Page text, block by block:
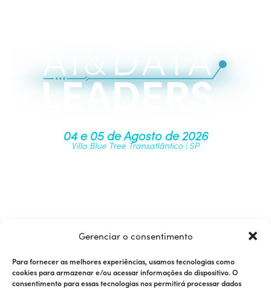
Gerenciar o consentimento
Para fornecer as melhores experiências, usamos tecnologias como
cookies para armazenar e/ou acessar informações do dispositivo. O
consentimento para essas tecnologias nos permitirá processar dados
04 e 05 de Agosto de 2026
Villa Blue Tree Transatlântico | SP
Junte-se à nossa comunidade